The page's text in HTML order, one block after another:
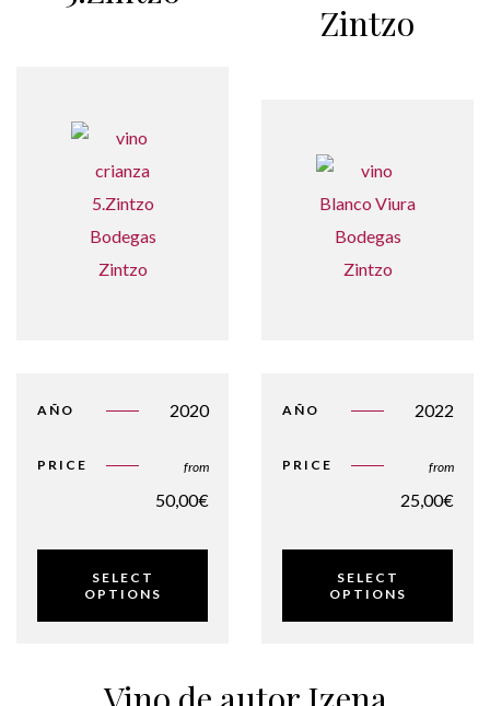
AÑO 2020
PRICE from
50,00€
SELECT
OPTIONS
Zintzo
AÑO 2022
PRICE from
25,00€
SELECT
OPTIONS